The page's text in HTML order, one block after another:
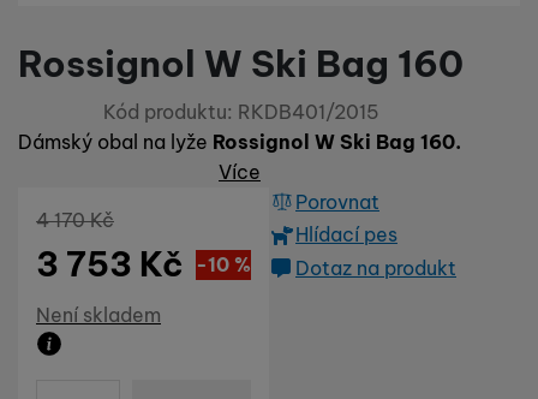
Rossignol W Ski Bag 160
Kód produktu: RKDB401/2015
Dámský obal na lyže Rossignol W Ski Bag 160.
Více
Dostupnost
Není skladem
Původní cena
4 170Kč
Sleva
417 Kč
(
-10 %
3 753 Kč
Porovnat
Hlídací pes
Dotaz na produkt